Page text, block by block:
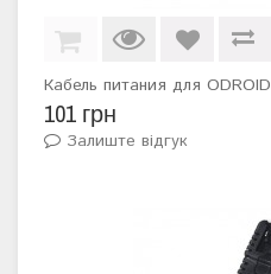
Кабель питания для ODROID
101 грн
Залиште відгук